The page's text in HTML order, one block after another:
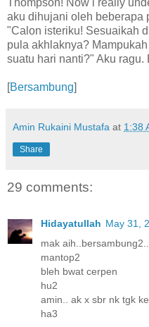
aku dihujani oleh beberapa
"Calon isteriku! Sesuaikah
pula akhlaknya?
suatu hari nanti?" Aku
[Bersambung]
Amin Rukaini Mustafa at 1:38
Share
29 comments:
Hidayatullah May 31,
mak
mantop2
bleh bwat cerpen
hu2
amin.. ak x sbr nk tgk
ha3